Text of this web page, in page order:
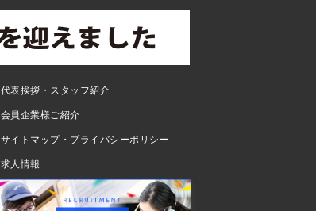
代表挨拶・スタッフ紹介
会員企業様ご紹介
サイトマップ・プライバシーポリシー
求人情報